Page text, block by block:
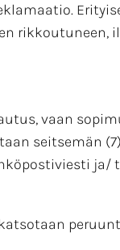
vaan
seitsemän